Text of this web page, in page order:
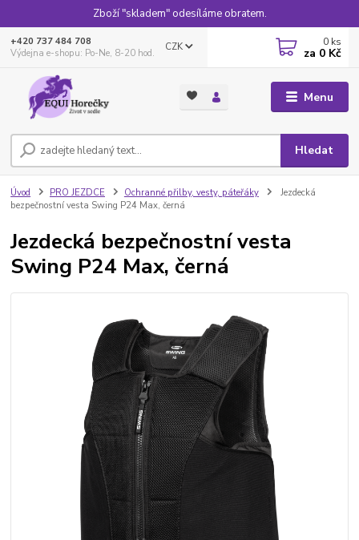
Zboží "skladem" odesíláme obratem.
Menu
CZK
Hledat
+420 737 484 708
Výdejna e-shopu: Po-Ne, 8-20 hod.
0 ks
za 0 Kč
Úvod PRO JEZDCE Ochranné přilby, vesty, páteřáky
Jezdecká
bezpečnostní vesta Swing P24 Max, černá
Jezdecká bezpečnostní vesta
Swing P24 Max, černá